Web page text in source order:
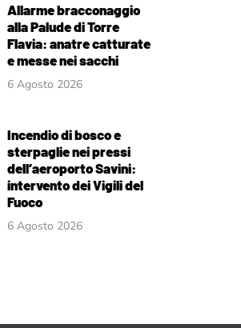
Allarme bracconaggio
alla Palude di Torre
Flavia: anatre catturate
e messe nei sacchi
6 Agosto 2026
Incendio di bosco e
sterpaglie nei pressi
dell’aeroporto Savini:
intervento dei Vigili del
Fuoco
6 Agosto 2026